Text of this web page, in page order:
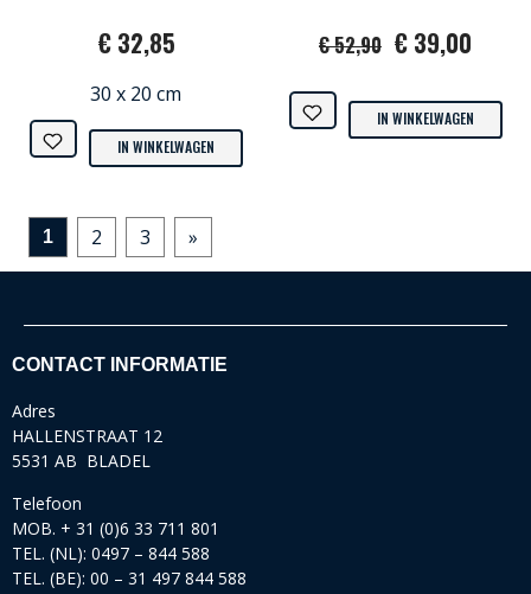
€ 32,85
30 x 20 cm
IN WINKELWAGEN
€ 52,90 € 39,00
IN WINKELWAGEN
1 2 3 »
CONTACT INFORMATIE
Adres
HALLENSTRAAT 12
5531 AB BLADEL
Telefoon
MOB. + 31 (0)6 33 711 801
TEL. (NL): 0497 – 844 588
TEL. (BE): 00 – 31 497 844 588